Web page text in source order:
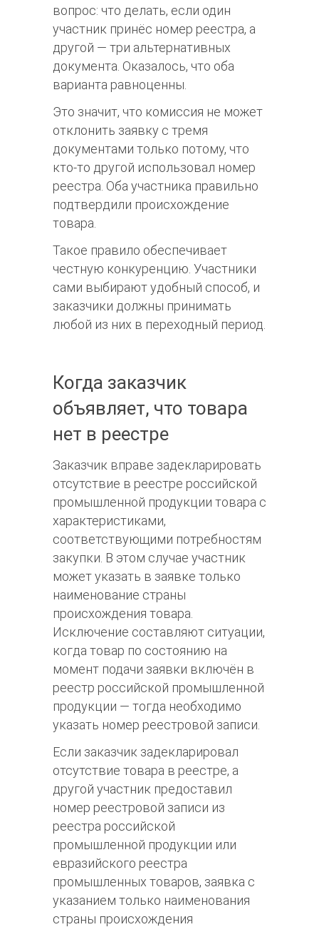
вопрос: что делать, если один
участник принёс номер реестра, а
другой — три альтернативных
документа. Оказалось, что оба
варианта равноценны.​​
Это значит, что комиссия не может
отклонить заявку с тремя
документами только потому, что
кто-то другой использовал номер
реестра. Оба участника правильно
подтвердили происхождение
товара.​​
Такое правило обеспечивает
честную конкуренцию. Участники
сами выбирают удобный способ, и
заказчики должны принимать
любой из них в переходный период.​
Когда заказчик
объявляет, что товара
нет в реестре
Заказчик вправе задекларировать
отсутствие в реестре российской
промышленной продукции товара с
характеристиками,
соответствующими потребностям
закупки. В этом случае участник
может указать в заявке только
наименование страны
происхождения товара.
Исключение составляют ситуации,
когда товар по состоянию на
момент подачи заявки включён в
реестр российской промышленной
продукции — тогда необходимо
указать номер реестровой записи.​
Если заказчик задекларировал
отсутствие товара в реестре, а
другой участник предоставил
номер реестровой записи из
реестра российской
промышленной продукции или
евразийского реестра
промышленных товаров, заявка с
указанием только наименования
страны происхождения